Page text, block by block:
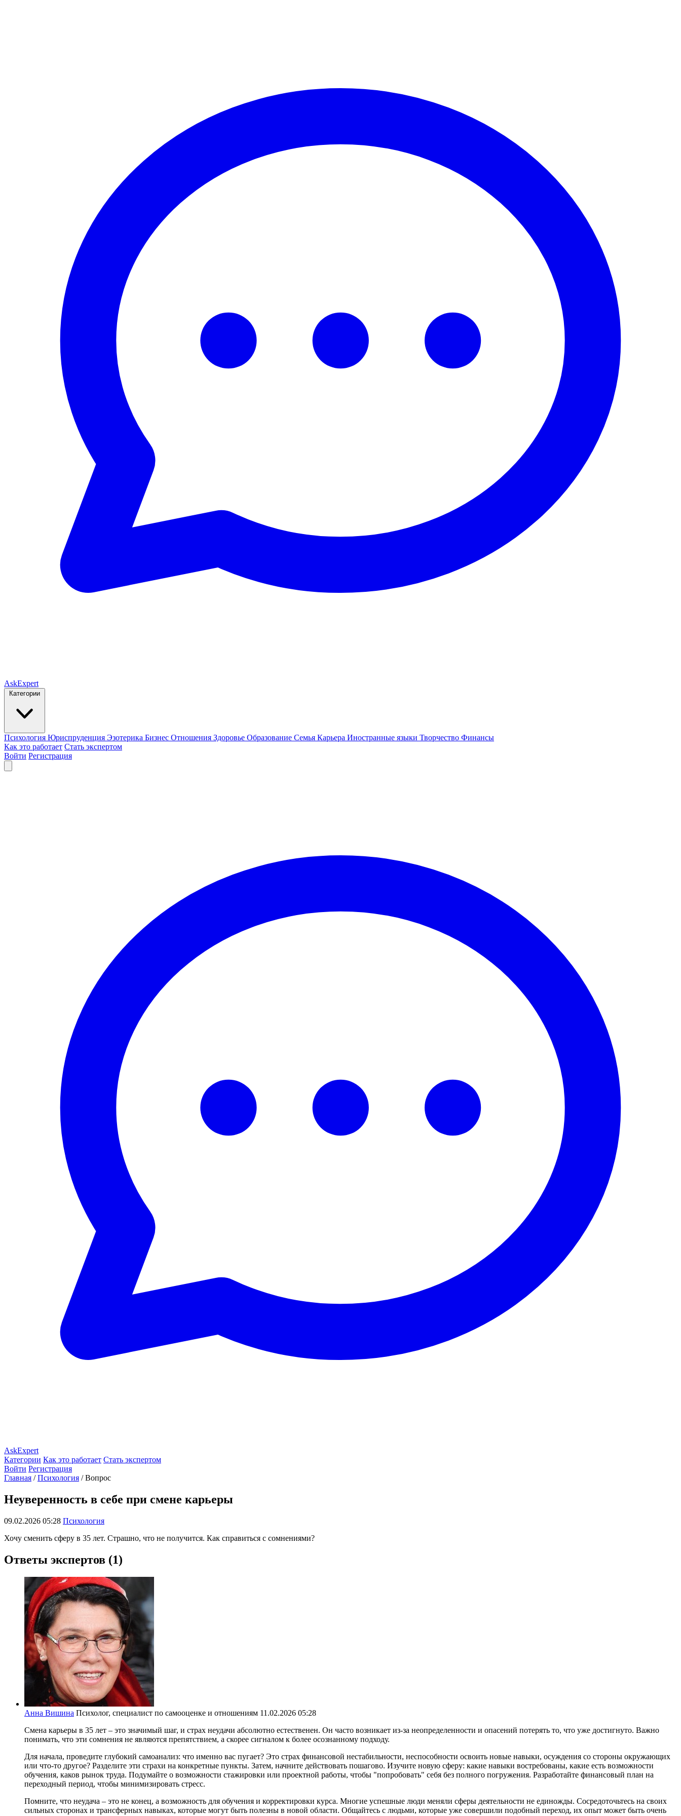
AskExpert
Категории
Психология Юриспруденция Эзотерика Бизнес Отношения Здоровье Образование Семья Карьера Иностранные языки Творчество Финансы
Как это работает Стать экспертом
Войти Регистрация
AskExpert
Категории Как это работает Стать экспертом
Войти Регистрация
Главная / Психология / Вопрос
Неуверенность в себе при смене карьеры
09.02.2026 05:28 Психология
Хочу сменить сферу в 35 лет. Страшно, что не получится. Как справиться с сомнениями?
Ответы экспертов (1)
Анна Вишина Психолог, специалист по самооценке и отношениям 11.02.2026 05:28
Смена карьеры в 35 лет – это значимый шаг, и страх неудачи абсолютно естественен. Он часто возникает из-за неопределенности и опасений потерять то, что уже достигнуто. Важно
понимать, что эти сомнения не являются препятствием, а скорее сигналом к более осознанному подходу.
Для начала, проведите глубокий самоанализ: что именно вас пугает? Это страх финансовой нестабильности, неспособности освоить новые навыки, осуждения со стороны окружающих
или что-то другое? Разделите эти страхи на конкретные пункты. Затем, начните действовать пошагово. Изучите новую сферу: какие навыки востребованы, какие есть возможности
обучения, каков рынок труда. Подумайте о возможности стажировки или проектной работы, чтобы "попробовать" себя без полного погружения. Разработайте финансовый план на
переходный период, чтобы минимизировать стресс.
Помните, что неудача – это не конец, а возможность для обучения и корректировки курса. Многие успешные люди меняли сферы деятельности не единожды. Сосредоточьтесь на своих
сильных сторонах и трансферных навыках, которые могут быть полезны в новой области. Общайтесь с людьми, которые уже совершили подобный переход, их опыт может быть очень